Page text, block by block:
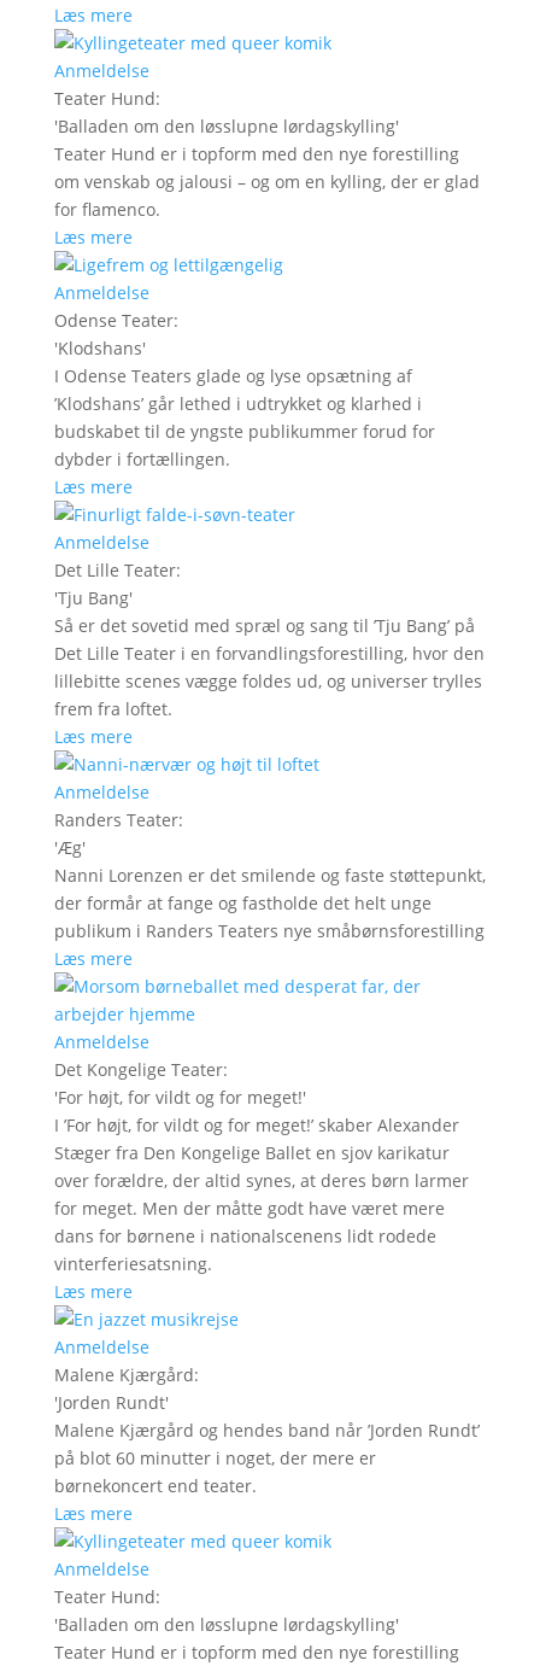
Læs mere
Anmeldelse
Teater Hund:
'Balladen om den løsslupne lørdagskylling'
Teater Hund er i topform med den nye forestilling
om venskab og jalousi – og om en kylling, der er glad
for flamenco.
Læs mere
Anmeldelse
Odense Teater:
'Klodshans'
I Odense Teaters glade og lyse opsætning af
’Klodshans’ går lethed i udtrykket og klarhed i
budskabet til de yngste publikummer forud for
dybder i fortællingen.
Læs mere
Anmeldelse
Det Lille Teater:
'Tju Bang'
Så er det sovetid med spræl og sang til ’Tju Bang’ på
Det Lille Teater i en forvandlingsforestilling, hvor den
lillebitte scenes vægge foldes ud, og universer trylles
frem fra loftet.
Læs mere
Anmeldelse
Randers Teater:
'Æg'
Nanni Lorenzen er det smilende og faste støttepunkt,
der formår at fange og fastholde det helt unge
publikum i Randers Teaters nye småbørnsforestilling
Læs mere
Anmeldelse
Det Kongelige Teater:
'For højt, for vildt og for meget!'
I ’For højt, for vildt og for meget!’ skaber Alexander
Stæger fra Den Kongelige Ballet en sjov karikatur
over forældre, der altid synes, at deres børn larmer
for meget. Men der måtte godt have været mere
dans for børnene i nationalscenens lidt rodede
vinterferiesatsning.
Læs mere
Anmeldelse
Malene Kjærgård:
'Jorden Rundt'
Malene Kjærgård og hendes band når ’Jorden Rundt’
på blot 60 minutter i noget, der mere er
børnekoncert end teater.
Læs mere
Anmeldelse
Teater Hund:
'Balladen om den løsslupne lørdagskylling'
Teater Hund er i topform med den nye forestilling